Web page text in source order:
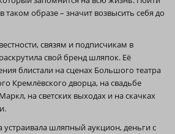
таком образе – значит возвысить себя до
связям и подписчикам в
свой бренд шляпок. Её
блистали на сценах Большого театра
Кремлёвского дворца, на свадьбе
на светских выходах и на скачках
шляпный аукцион, деньги с